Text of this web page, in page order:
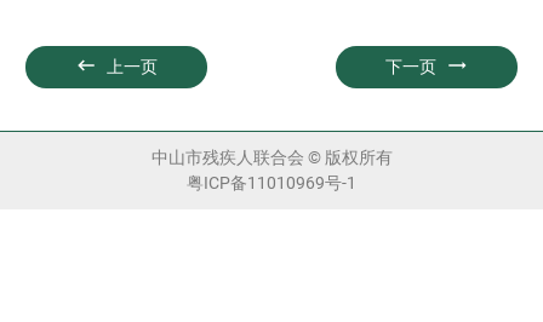
 上一页 下一页 
中山市残疾人联合会 © 版权所有
粤ICP备11010969号-1